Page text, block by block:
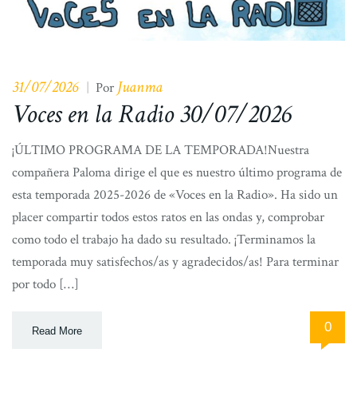
31/07/2026 Por Juanma
Voces en la Radio 30/07/2026
¡ÚLTIMO PROGRAMA DE LA TEMPORADA!Nuestra
compañera Paloma dirige el que es nuestro último programa de
esta temporada 2025-2026 de «Voces en la Radio». Ha sido un
placer compartir todos estos ratos en las ondas y, comprobar
como todo el trabajo ha dado su resultado. ¡Terminamos la
temporada muy satisfechos/as y agradecidos/as! Para terminar
por todo […]
Read More 0